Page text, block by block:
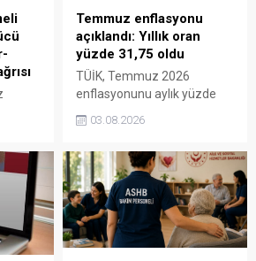
Temmuz enflasyonu
açıklandı: Yıllık oran
yüzde 31,75 oldu
TÜİK, Temmuz 2026
enflasyonunu aylık yüzde
olarak açıkladı. Ağustos ayı
oldu.
03.08.2026